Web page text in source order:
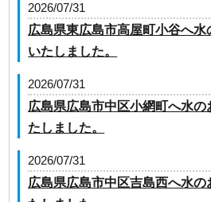
2026/07/31
広島県東広島市高屋町小谷へ
いたしました。
2026/07/31
広島県広島市中区小網町へ水
たしました。
2026/07/31
広島県広島市中区吉島西へ水